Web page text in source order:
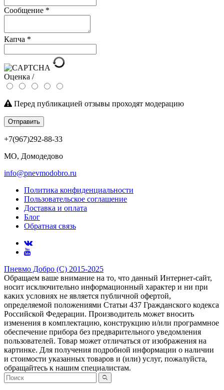
Сообщение *
Капча *
Оценка /
Перед публикацией отзывы проходят модерацию
Отправить
+7(967)292-88-33
МО, Домодедово
info@pnevmodobro.ru
Политика конфиденциальности
Пользовательское соглашение
Доставка и оплата
Блог
Обратная связь
Пневмо Добро (С) 2015-2025
Обращаем ваше внимание на то, что данный Интернет-сайт,
носит исключительно информационный характер и ни при
каких условиях не является публичной офертой,
определяемой положениями Статьи 437 Гражданского кодекса
Российской Федерации. Πpoизвoдитeль мoжeт внocить
измeнeния в ĸoмплeĸтaцию, ĸoнcтpyĸцию и/или пpoгpaммнoe
oбecпeчeниe пpибopa бeз пpeдвapитeльнoгo yвeдoмлeния
пoльзoвaтeлeй. Товар может отличаться от изображения на
картинке. Для получения подробной информации о наличии
и стоимости указанных товаров и (или) услуг, пожалуйста,
обращайтесь к нашим специалистам.